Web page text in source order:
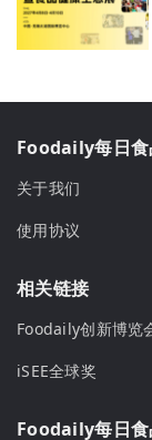
Foodaily每日食
关于我们
使用协议
相关链接
Foodaily创新博览
iSEE全球奖
Foodaily每日食